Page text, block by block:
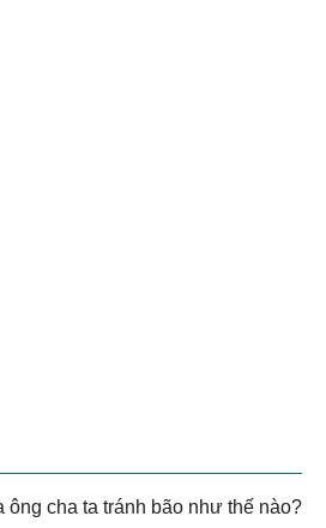
ông cha ta tránh bão như thế nào?